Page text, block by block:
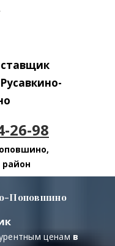
26-98
Поповшино
ценамв